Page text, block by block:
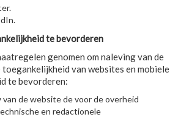
te bevorderen
genomen om naleving van de
van websites en mobiele
te bevorderen:
de website de voor de overheid
en redactionele